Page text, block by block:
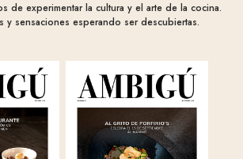
de experimentar la cultura y el arte de la cocina.
y sensaciones esperando ser descubiertas.